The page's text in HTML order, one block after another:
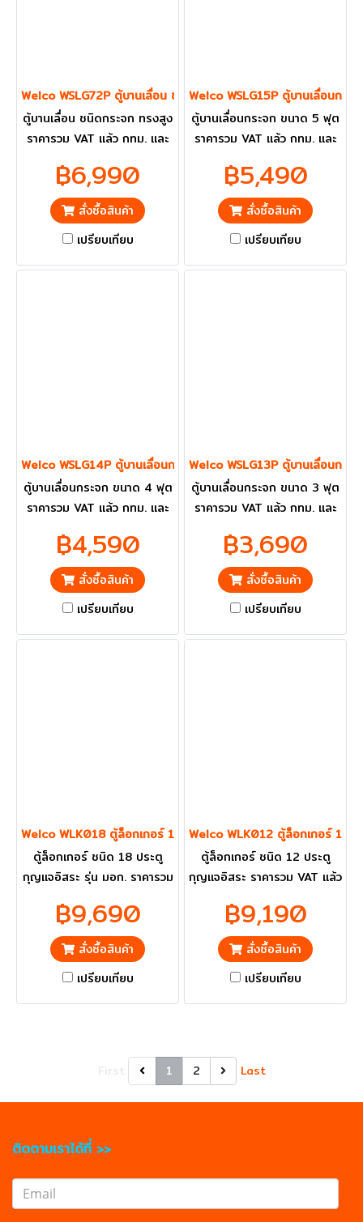
Welco WSLG72P ตู้บานเลื่อน ชนิดกระจก ทรงสูง
ตู้บานเลื่อน ชนิดกระจก ทรงสูง
ราคารวม VAT แล้ว กทม. และ
฿6,990
สั่งซื้อสินค้า
เปรียบเทียบ
Welco WSLG15P ตู้บานเลื่อนกร
ตู้บานเลื่อนกระจก ขนาด 5 ฟุต
ราคารวม VAT แล้ว กทม. และ
฿5,490
สั่งซื้อสินค้า
เปรียบเทียบ
Welco WSLG14P ตู้บานเลื่อนกระจก ขนาด 4 ฟุต
ตู้บานเลื่อนกระจก ขนาด 4 ฟุต
ราคารวม VAT แล้ว กทม. และ
฿4,590
สั่งซื้อสินค้า
เปรียบเทียบ
Welco WSLG13P ตู้บานเลื่อนกร
ตู้บานเลื่อนกระจก ขนาด 3 ฟุต
ราคารวม VAT แล้ว กทม. และ
฿3,690
สั่งซื้อสินค้า
เปรียบเทียบ
Welco WLK018 ตู้ล็อกเกอร์ 18 ประตู
ตู้ล็อกเกอร์ ชนิด 18 ประตู
กุญแจอิสระ รุ่น มอก. ราคารวม
ส่งฟรี
฿9,690
สั่งซื้อสินค้า
เปรียบเทียบ
Welco WLK012 ตู้ล็อกเกอร์ 12 ป
ตู้ล็อกเกอร์ ชนิด 12 ประตู
กุญแจอิสระ ราคารวม VAT แล้ว
฿9,190
สั่งซื้อสินค้า
เปรียบเทียบ
1 2 Last
ติดตามเราได้ที่ >>